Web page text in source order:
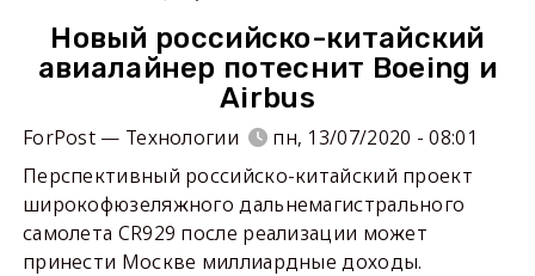
Новый российско-китайский
авиалайнер потеснит Boeing и
Airbus
ForPost — Технологии
пн, 13/07/2020 - 08:01
Перспективный российско-китайский проект
широкофюзеляжного дальнемагистрального
самолета CR929 после реализации может
принести Москве миллиардные доходы.